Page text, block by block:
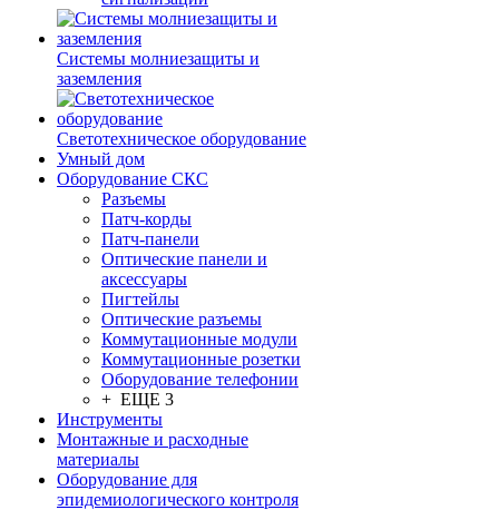
Системы молниезащиты и
заземления
Светотехническое оборудование
Умный дом
Оборудование СКС
Разъемы
Патч-корды
Патч-панели
Оптические панели и
аксессуары
Пигтейлы
Оптические разъемы
Коммутационные модули
Коммутационные розетки
Оборудование телефонии
+ ЕЩЕ 3
Инструменты
Монтажные и расходные
материалы
Оборудование для
эпидемиологического контроля